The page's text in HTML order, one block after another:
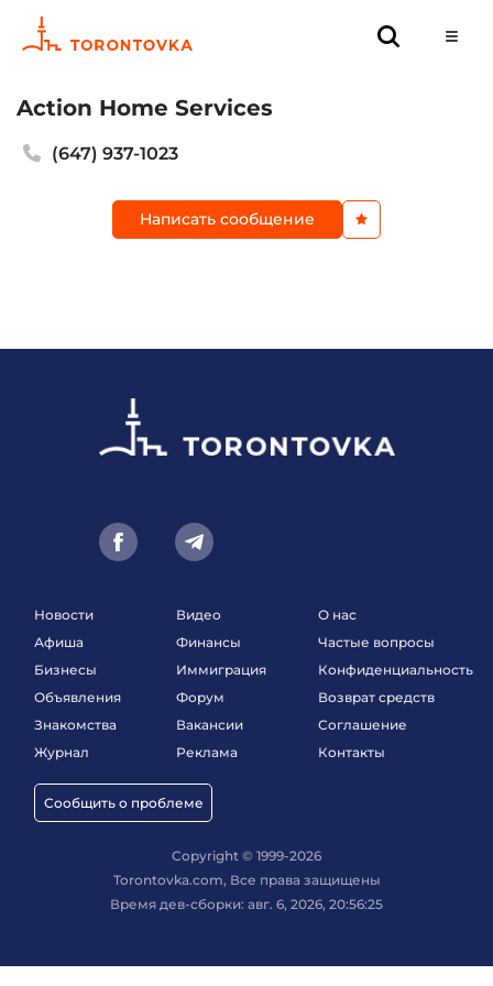
Action Home Services
(647) 937-1023
Написать сообщение
Новости
Афиша
Бизнесы
Объявления
Знакомства
Журнал
Сообщить о проблеме
Видео
Финансы
Иммиграция
Форум
Вакансии
Реклама
О нас
Частые вопросы
Конфиденциальность
Возврат средств
Соглашение
Контакты
Copyright © 1999-2026
Torontovka.com, Все права защищены
Время дев-сборки: авг. 6, 2026, 20:56:25